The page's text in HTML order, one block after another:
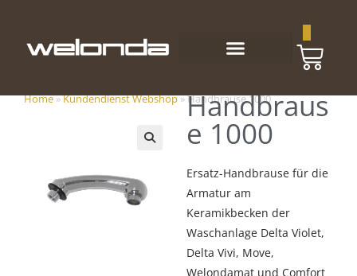
Home»Kundendienst Webshop»Handbrause 1000
Handbraus
e 1000
Ersatz-Handbrause für die
Armatur am
Keramikbecken der
Waschanlage Delta Violet,
Delta Vivi, Move,
Welondamat und Comfort